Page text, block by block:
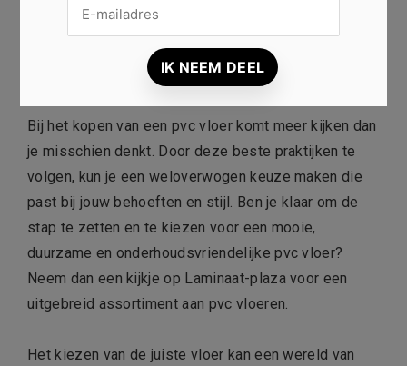
belangrijke rol speelt.
Bij het kopen van een pvc vloer komt meer kijken dan
je misschien denkt. Door deze beste praktijken te
volgen, kun je een weloverwogen keuze maken die
past bij jouw behoeften en stijl. Ben je klaar om de
stap te zetten en te kiezen voor een mooie,
duurzame en onderhoudsvriendelijke pvc vloer?
Neem dan een kijkje op Laminaat-plaza voor een
uitgebreid assortiment aan pvc vloeren.
Het kiezen van de juiste vloer kan een wereld van